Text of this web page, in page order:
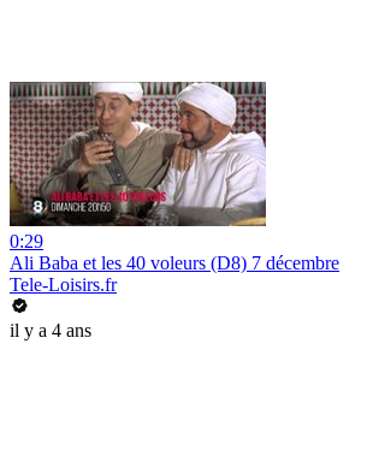
0:29
Ali Baba et les 40 voleurs (D8) 7 décembre
Tele-Loisirs.fr
il y a 4 ans